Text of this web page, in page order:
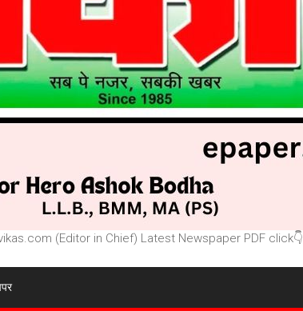
(Editor in Chief) Latest Newspaper PDF click👇